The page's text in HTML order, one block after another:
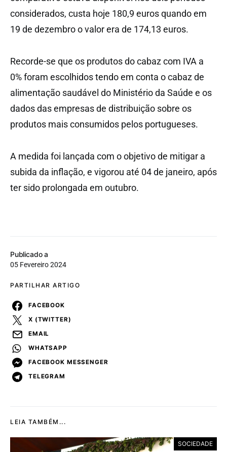
Publicado a
05 Fevereiro 2024
PARTILHAR ARTIGO
FACEBOOK
X (TWITTER)
EMAIL
WHATSAPP
FACEBOOK MESSENGER
TELEGRAM
considerados, custa hoje 180,9 euros quando em
19 de dezembro o valor era de 174,13 euros.
Recorde-se que os produtos do cabaz com IVA a
0% foram escolhidos tendo em conta o cabaz de
alimentação saudável do Ministério da Saúde e os
dados das empresas de distribuição sobre os
produtos mais consumidos pelos portugueses.
A medida foi lançada com o objetivo de mitigar a
subida da inflação, e vigorou até 04 de janeiro, após
ter sido prolongada em outubro.
LEIA TAMBÉM...
SOCIEDADE